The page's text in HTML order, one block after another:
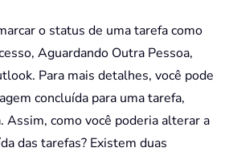
o status de uma tarefa como
Aguardando Outra Pessoa,
Para mais detalhes, você pode
concluída para uma tarefa,
Assim, como você poderia alterar a
das tarefas? Existem duas